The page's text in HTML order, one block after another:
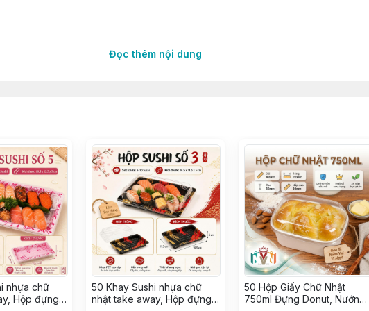
mạch
từ các Nhà Máy lớn uy tín
Đọc thêm nội dung
nhựa chữ
Hộp đựng
50 Khay Sushi nhựa chữ
nhật take away, Hộp đựng
50 Hộp Giấy Chữ Nhật
750ml Đựng Donut, Nướng